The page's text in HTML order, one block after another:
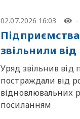
02.07.2026 16:03 -
звільнили
Уряд звільнив від
постраждали від
відновлювальних
посиланням